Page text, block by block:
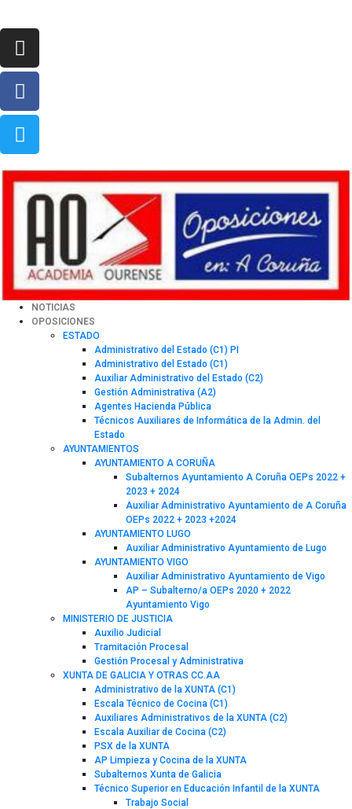
NOTICIAS
OPOSICIONES
ESTADO
Administrativo del Estado (C1) PI
Administrativo del Estado (C1)
Auxiliar Administrativo del Estado (C2)
Gestión Administrativa (A2)
Agentes Hacienda Pública
Técnicos Auxiliares de Informática de la Admin. del
Estado
AYUNTAMIENTOS
AYUNTAMIENTO A CORUÑA
Subalternos Ayuntamiento A Coruña OEPs 2022 +
2023 + 2024
Auxiliar Administrativo Ayuntamiento de A Coruña
OEPs 2022 + 2023 +2024
AYUNTAMIENTO LUGO
Auxiliar Administrativo Ayuntamiento de Lugo
AYUNTAMIENTO VIGO
Auxiliar Administrativo Ayuntamiento de Vigo
AP – Subalterno/a OEPs 2020 + 2022
Ayuntamiento Vigo
MINISTERIO DE JUSTICIA
Auxilio Judicial
Tramitación Procesal
Gestión Procesal y Administrativa
XUNTA DE GALICIA Y OTRAS CC.AA
Administrativo de la XUNTA (C1)
Escala Técnico de Cocina (C1)
Auxiliares Administrativos de la XUNTA (C2)
Escala Auxiliar de Cocina (C2)
PSX de la XUNTA
AP Limpieza y Cocina de la XUNTA
Subalternos Xunta de Galicia
Técnico Superior en Educación Infantil de la XUNTA
Trabajo Social